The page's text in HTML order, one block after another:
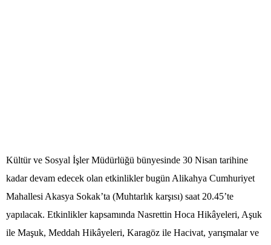
Kültür ve Sosyal İşler Müdürlüğü bünyesinde 30 Nisan tarihine
kadar devam edecek olan etkinlikler bugün Alikahya Cumhuriyet
Mahallesi Akasya Sokak’ta (Muhtarlık karşısı) saat 20.45’te
yapılacak. Etkinlikler kapsamında Nasrettin Hoca Hikâyeleri, Aşuk
ile Maşuk, Meddah Hikâyeleri, Karagöz ile Hacivat, yarışmalar ve